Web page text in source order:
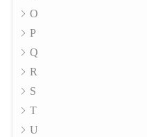
O
P
Q
R
S
T
U